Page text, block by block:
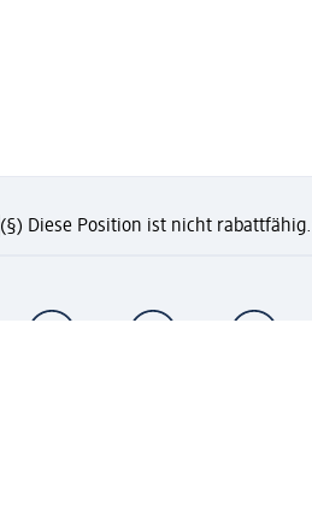
(§) Diese Position ist nicht rabattfähig.